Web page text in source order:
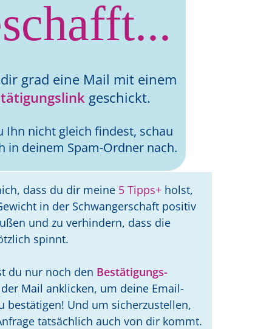
grad eine Mail mit einem
geschickt.
Ihn nicht gleich findest, schau
in deinem Spam-Ordner nach.
dass du dir meine 5 Tipps+ holst,
in der Schwangerschaft positiv
und zu verhindern, dass die
spinnt.
du nur noch den Bestätigungs-
Mail anklicken, um deine Email-
bestätigen! Und um sicherzustellen,
tatsächlich auch von dir kommt.